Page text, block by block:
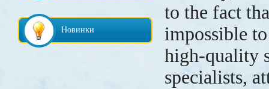
Новинки
to the fact
impossible
high-quality
specialists,